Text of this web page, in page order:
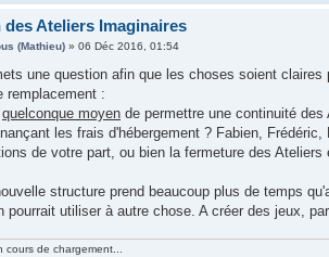
des Ateliers Imaginaires
(Mathieu) » 06 Déc 2016, 01:54
une question afin que les choses soient
remplacement :
quelconque moyen de permettre une continuité
les frais d'hébergement ? Fabien,
de votre part, ou bien la fermeture des Ateliers
structure prend beaucoup plus de temps
pourrait utiliser à autre chose. A créer des jeux,
cours de chargement...